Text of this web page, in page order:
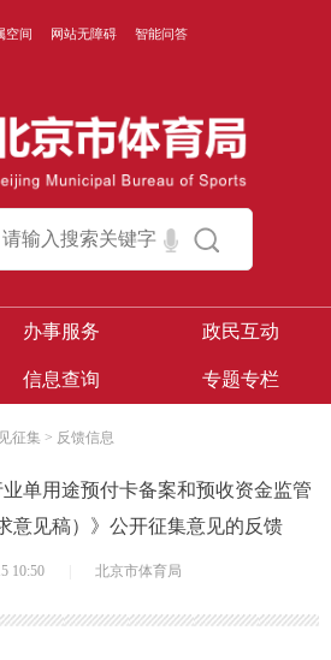
空间 网站无障碍 智能问答
办事服务 政民互动
信息查询 专题专栏
征集 > 反馈信息
单用途预付卡备案和预收资金监管
意见稿）》公开征集意见的反馈
10:50 北京市体育局